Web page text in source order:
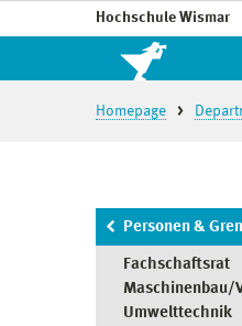
Hochschule Wismar
Homepage
Personen &
Fachschaftsrat
Maschinenbau/
Umwelttechnik